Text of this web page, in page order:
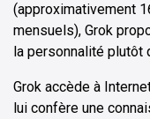
(approximativement
mensuels), Grok
la personnalité plutôt
Grok accède à
lui confère une